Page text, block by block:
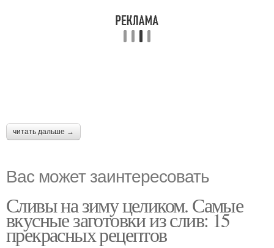
читать дальше →
Вас может заинтересовать
Сливы на зиму целиком. Самые
вкусные заготовки из слив: 15
прекрасных рецептов